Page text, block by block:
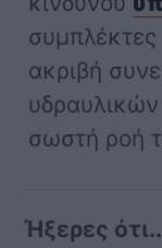
συμπλέκτες
ακριβή
σωστή ροή
Ήξερες